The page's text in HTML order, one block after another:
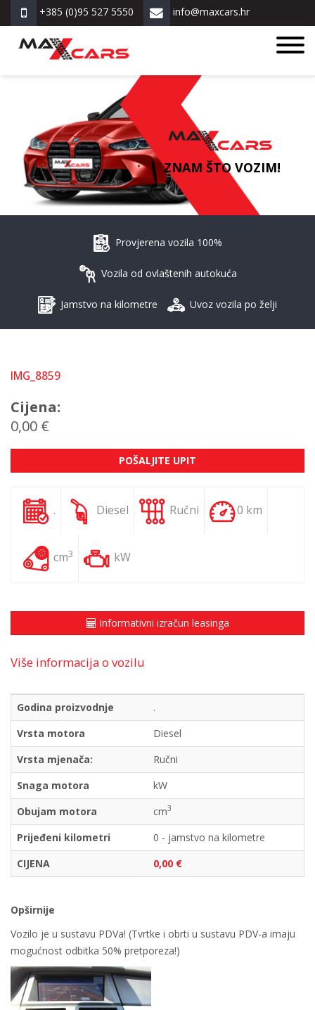
+385 (0)95 527 5550 info@maxcars.hr
ZNAM ŠTO VOZIM!
Provjerena vozila 100%
Vozila od ovlaštenih autokuća
Jamstvo na kilometre Uvoz vozila po želji
IMG_8859
Cijena:
0,00 €
POŠALJITE UPIT
. Diesel Ručni 0 km
cm3 kW
Informativni izračun leasinga
Više informacija o vozilu
Godina proizvodnje
.
Vrsta motora
Diesel
Vrsta mjenača:
Ručni
Snaga motora
kW
Obujam motora
cm3
Prijeđeni kilometri
0 - jamstvo na kilometre
CIJENA
0,00 €
Opširnije
Vozilo je u sustavu PDVa! (Tvrtke i obrti u sustavu PDV-a imaju
mogućnost odbitka 50% pretporeza!)